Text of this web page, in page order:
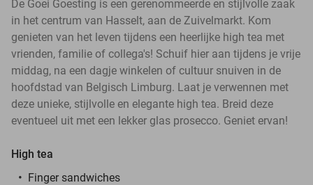
De Goei Goesting is een gerenommeerde en stijlvolle zaak
in het centrum van Hasselt, aan de Zuivelmarkt. Kom
genieten van het leven tijdens een heerlijke high tea met
vrienden, familie of collega's! Schuif hier aan tijdens je vrije
middag, na een dagje winkelen of cultuur snuiven in de
hoofdstad van Belgisch Limburg. Laat je verwennen met
deze unieke, stijlvolle en elegante high tea. Breid deze
eventueel uit met een lekker glas prosecco. Geniet ervan!
High tea
Finger sandwiches